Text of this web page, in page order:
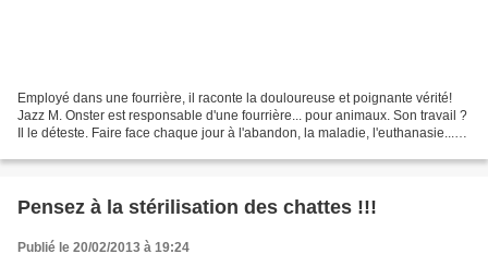
Employé dans une fourrière, il raconte la douloureuse et poignante vérité!
Jazz M. Onster est responsable d'une fourrière... pour animaux. Son travail ?
Il le déteste. Faire face chaque jour à l'abandon, la maladie, l'euthanasie...
Pensez à la stérilisation des chattes !!!
Publié le 20/02/2013 à 19:24